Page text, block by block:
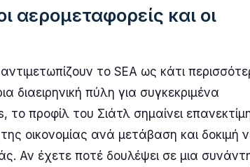
αερομεταφορείς και οι
το SEA ως κάτι
διαειρηνική πύλη για συγκεκριμένα
το προφίλ του Σιάτλ σημαίνει
οικονομίας ανά μετάβαση και δοκιμή
Αν έχετε ποτέ δουλέψει σε μια